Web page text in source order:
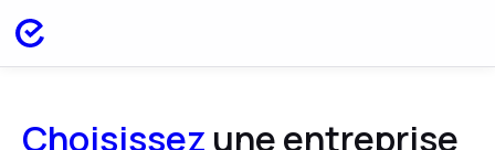
Choisissez une entreprise